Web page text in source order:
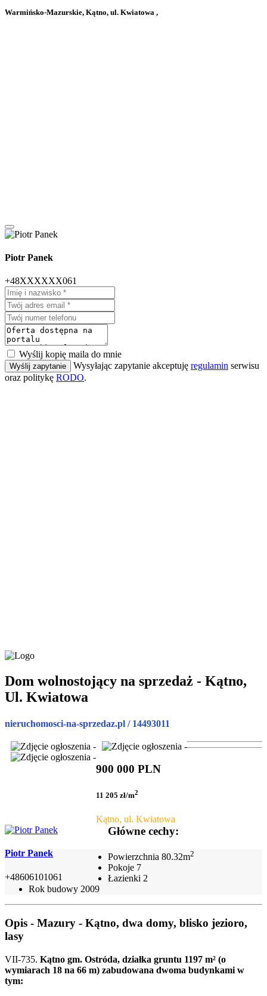
Warmińsko-Mazurskie, Kątno, ul. Kwiatowa ,
Piotr Panek
+48XXXXXX061
Wyślij kopię maila do mnie
Wyślij zapytanie Wysyłając zapytanie akceptuję regulamin serwisu
oraz politykę RODO.
Dom wolnostojący na sprzedaż - Kątno,
Ul. Kwiatowa
nieruchomosci-na-sprzedaz.pl / 14493011
900 000 PLN
11 205 zł/m2
Kątno, ul. Kwiatowa
Piotr Panek
+48606101061
Główne cechy:
Powierzchnia 80.32m2
Pokoje 7
Łazienki 2
Rok budowy 2009
Opis - Mazury - Kątno, dwa domy, blisko jezioro,
lasy
VII-735. Kątno gm. Ostróda, działka gruntu 1197 m² (o
wymiarach 18 na 66 m) zabudowana dwoma budynkami w
tym: